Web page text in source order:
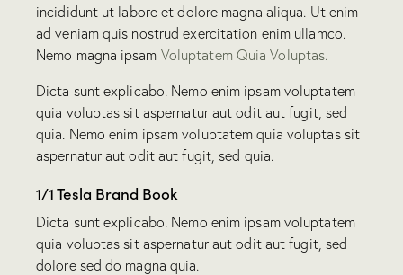
incididunt ut labore et dolore magna aliqua. Ut enim
ad veniam quis nostrud exercitation enim ullamco.
Nemo magna ipsam Voluptatem Quia Voluptas.
Dicta sunt explicabo. Nemo enim ipsam voluptatem
quia voluptas sit aspernatur aut odit aut fugit, sed
quia. Nemo enim ipsam voluptatem quia voluptas sit
aspernatur aut odit aut fugit, sed quia.
1/1 Tesla Brand Book
Dicta sunt explicabo. Nemo enim ipsam voluptatem
quia voluptas sit aspernatur aut odit aut fugit, sed
dolore sed do magna quia.